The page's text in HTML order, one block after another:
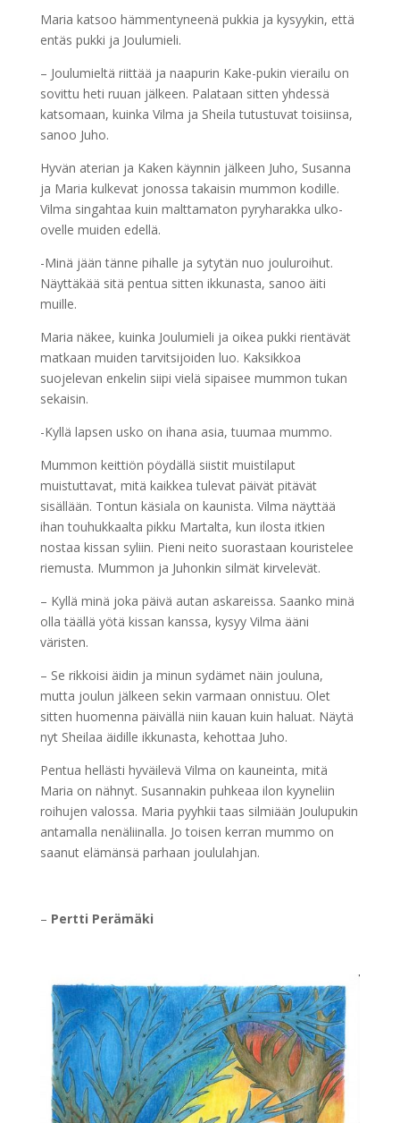
Maria katsoo hämmentyneenä pukkia ja kysyykin, että
entäs pukki ja Joulumieli.
– Joulumieltä riittää ja naapurin Kake-pukin vierailu on
sovittu heti ruuan jälkeen. Palataan sitten yhdessä
katsomaan, kuinka Vilma ja Sheila tutustuvat toisiinsa,
sanoo Juho.
Hyvän aterian ja Kaken käynnin jälkeen Juho, Susanna
ja Maria kulkevat jonossa takaisin mummon kodille.
Vilma singahtaa kuin malttamaton pyryharakka ulko-
ovelle muiden edellä.
-Minä jään tänne pihalle ja sytytän nuo jouluroihut.
Näyttäkää sitä pentua sitten ikkunasta, sanoo äiti
muille.
Maria näkee, kuinka Joulumieli ja oikea pukki rientävät
matkaan muiden tarvitsijoiden luo. Kaksikkoa
suojelevan enkelin siipi vielä sipaisee mummon tukan
sekaisin.
-Kyllä lapsen usko on ihana asia, tuumaa mummo.
Mummon keittiön pöydällä siistit muistilaput
muistuttavat, mitä kaikkea tulevat päivät pitävät
sisällään. Tontun käsiala on kaunista. Vilma näyttää
ihan touhukkaalta pikku Martalta, kun ilosta itkien
nostaa kissan syliin. Pieni neito suorastaan kouristelee
riemusta. Mummon ja Juhonkin silmät kirvelevät.
– Kyllä minä joka päivä autan askareissa. Saanko minä
olla täällä yötä kissan kanssa, kysyy Vilma ääni
väristen.
– Se rikkoisi äidin ja minun sydämet näin jouluna,
mutta joulun jälkeen sekin varmaan onnistuu. Olet
sitten huomenna päivällä niin kauan kuin haluat. Näytä
nyt Sheilaa äidille ikkunasta, kehottaa Juho.
Pentua hellästi hyväilevä Vilma on kauneinta, mitä
Maria on nähnyt. Susannakin puhkeaa ilon kyyneliin
roihujen valossa. Maria pyyhkii taas silmiään Joulupukin
antamalla nenäliinalla. Jo toisen kerran mummo on
saanut elämänsä parhaan joululahjan.
– Pertti Perämäki